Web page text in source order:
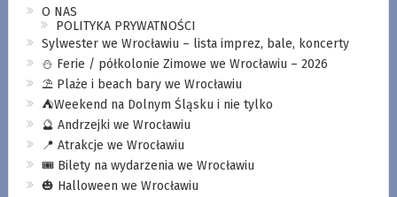
O NAS
POLITYKA PRYWATNOŚCI
Sylwester we Wrocławiu – lista imprez, bale, koncerty
⛄️ Ferie / półkolonie Zimowe we Wrocławiu – 2026
⛱️ Plaże i beach bary we Wrocławiu
⛺️Weekend na Dolnym Śląsku i nie tylko
🔮 Andrzejki we Wrocławiu
📍 Atrakcje we Wrocławiu
🎟️ Bilety na wydarzenia we Wrocławiu
🎃 Halloween we Wrocławiu